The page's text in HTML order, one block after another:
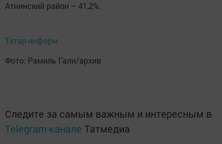
Атнинский район – 41,2%.
Татар-информ
Фото: Рамиль Гали/архив
Следите за самым важным и интересным в
Telegram-канале Татмедиа